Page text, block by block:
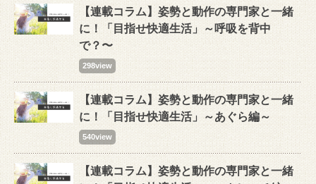
【連載コラム】姿勢と動作の専門家と一緒
に！「目指せ快適生活」～呼吸を背中
で？〜
298view
【連載コラム】姿勢と動作の専門家と一緒
に！「目指せ快適生活」～あぐら編～
540view
【連載コラム】姿勢と動作の専門家と一緒